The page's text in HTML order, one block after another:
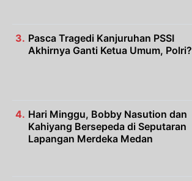
Pasca Tragedi Kanjuruhan PSSI
Akhirnya Ganti Ketua Umum, Polri?
Hari Minggu, Bobby Nasution dan
Kahiyang Bersepeda di Seputaran
Lapangan Merdeka Medan